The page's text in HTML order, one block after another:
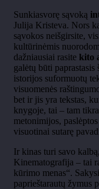
Sunkiasvorę sąvoką
Julija Kristeva. Nors
sąvokos neišgirsite,
kultūrinėmis
dažniausiai rasite kito
galėtų būti
istorijos suformuotų
visuomenės
bet ir jis yra tekstas,
knygoje, tai – tam
metonimijos,
visuotinai sutarę
Ir kinas turi savo
Kinematografija – tai
kūrimo menas“.
paprieštarautų žymus